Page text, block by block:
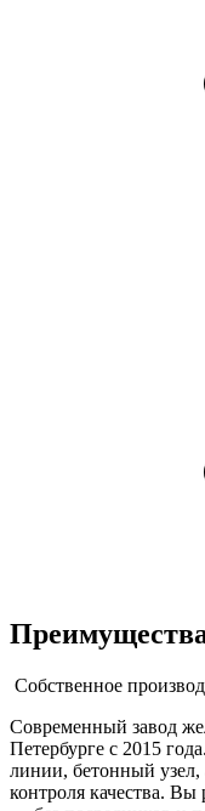
Собственное
Современный завод
Петербурге с 2015
линии, бетонный
контроля качества.